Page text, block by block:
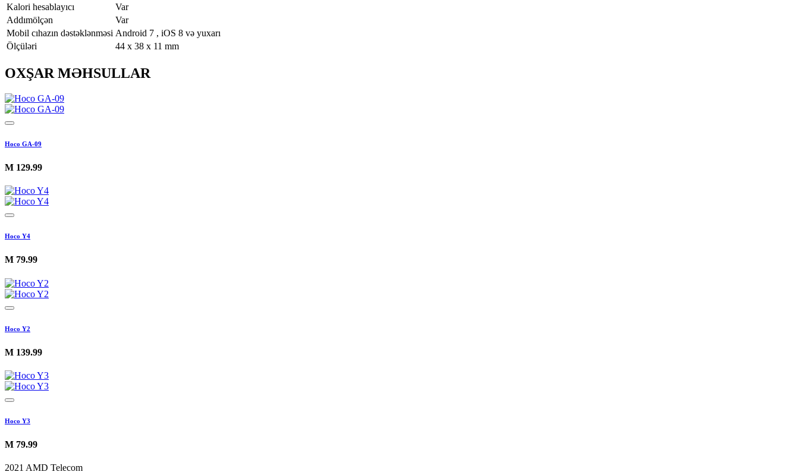
Kalori hesablayıcı
Var
Addımölçən
Var
Mobil cıhazın dəstəklənməsi Android 7 , iOS 8 və yuxarı
Ölçüləri
44 x 38 x 11 mm
OXŞAR MƏHSULLAR
Hoco GA-09
M 129.99
Hoco Y4
M 79.99
Hoco Y2
M 139.99
Hoco Y3
M 79.99
2021 AMD Telecom